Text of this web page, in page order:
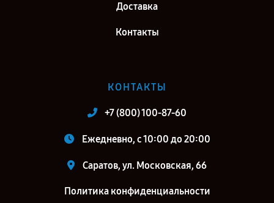
Доставка
Контакты
КОНТАКТЫ
+7 (800) 100-87-60
Ежедневно, с 10:00 до 20:00
Саратов, ул. Московская, 66
Политика конфиденциальности